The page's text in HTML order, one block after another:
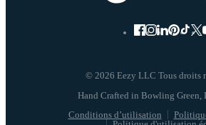
© 2026 Eezy LLC Tous droits
Conditions d’utilisation